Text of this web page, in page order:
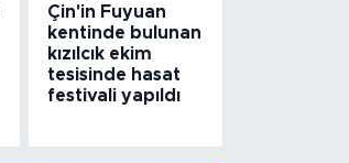
Çin'in Fuyuan
kentinde bulunan
kızılcık ekim
tesisinde hasat
festivali yapıldı